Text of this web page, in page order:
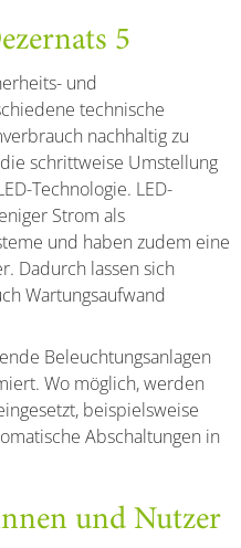
5
und
technische
nachhaltig zu
schrittweise Umstellung
Technologie. LED-
Strom als
und haben zudem eine
Dadurch lassen sich
Wartungsaufwand
Beleuchtungsanlagen
Wo möglich, werden
beispielsweise
Abschaltungen in
und Nutzer